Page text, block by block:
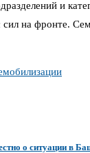
и
на фронте.
о ситуации в